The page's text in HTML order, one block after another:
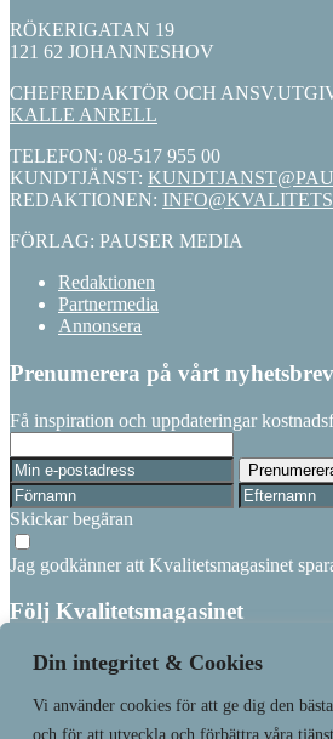
Din integritet & Cookies
Vi använder cookies för att ge dig den
och för att utveckla och förbättra våra
RÖKERIGATAN 19
121 62 JOHANNESHOV
CHEFREDAKTÖR OCH
KALLE ANRELL
TELEFON: 08-517 955 00
KUNDTJÄNST:
REDAKTIONEN:
FÖRLAG: PAUSER MEDIA
Redaktionen
Partnermedia
Annonsera
Prenumerera på vårt nyhetsbrev
Få inspiration och uppdateringar
Skickar begäran
Jag godkänner att Kvalitetsmagasinet
Följ Kvalitetsmagasinet
Linkedin
Prenumerera